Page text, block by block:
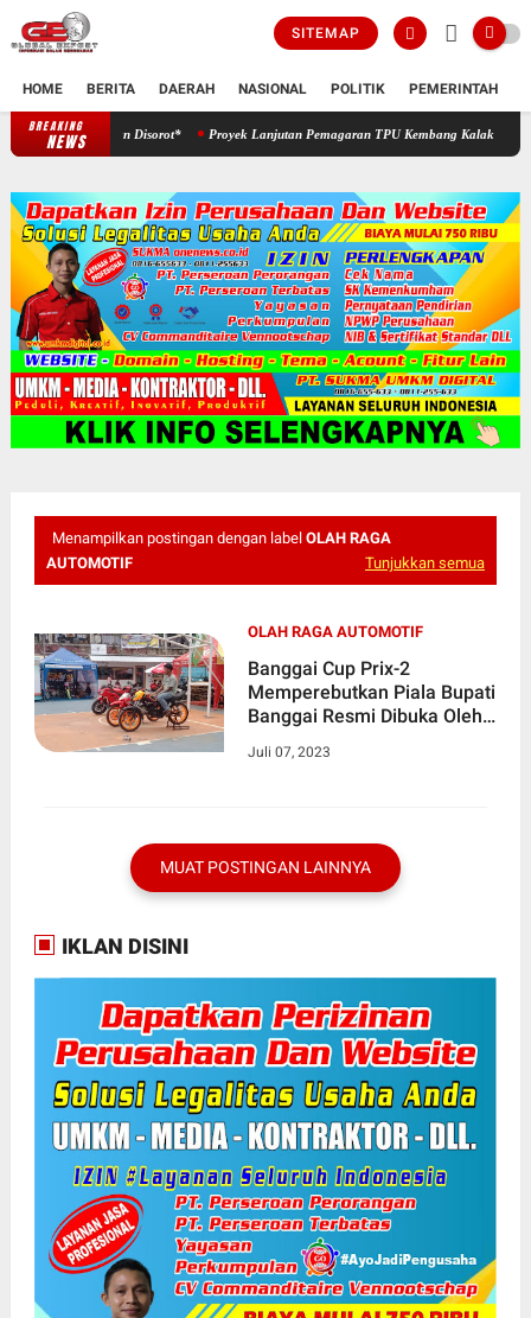
SITEMAP
HOME BERITA DAERAH NASIONAL POLITIK PEMERINTAH
BREAKING
NEWSDisorot* Proyek Lanjutan Pemagaran TPU Kembang Kalak Mendapat
Menampilkan postingan dengan label OLAH RAGA
AUTOMOTIF
Tunjukkan semua
OLAH RAGA AUTOMOTIF
Banggai Cup Prix-2
Memperebutkan Piala Bupati
Banggai Resmi Dibuka Oleh
Juli 07, 2023
MUAT POSTINGAN LAINNYA
IKLAN DISINI